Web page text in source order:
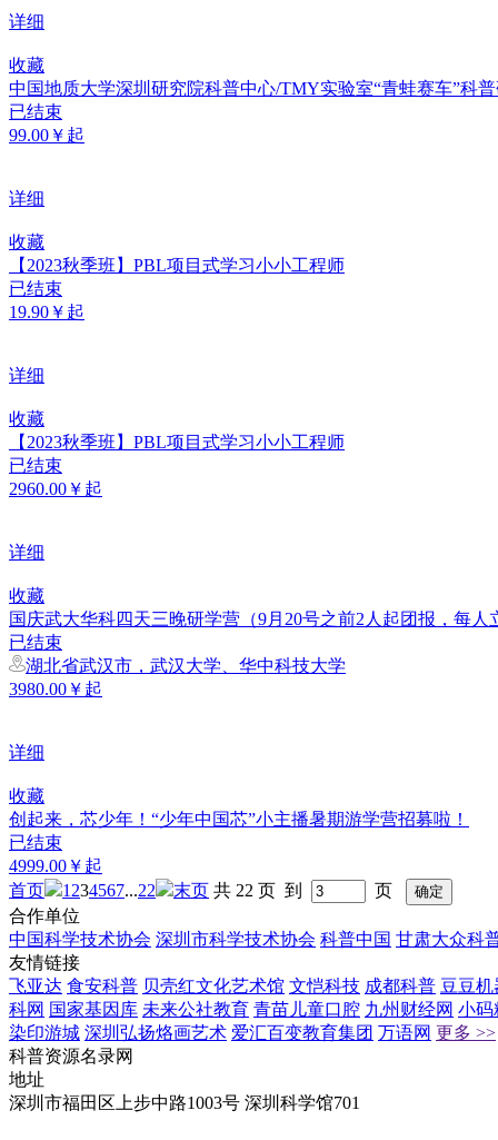
详细
收藏
中国地质大学深圳研究院科普中心/TMY实验室“青蛙赛车”科
已结束
99.00￥起
详细
收藏
【2023秋季班】PBL项目式学习小小工程师
已结束
19.90￥起
详细
收藏
【2023秋季班】PBL项目式学习小小工程师
已结束
2960.00￥起
详细
收藏
国庆武大华科四天三晚研学营（9月20号之前2人起团报，每人
已结束
湖北省武汉市，武汉大学、华中科技大学
3980.00￥起
详细
收藏
创起来，芯少年！“少年中国芯”小主播暑期游学营招募啦！
已结束
4999.00￥起
首页
1 234567...22 末页 共 22 页 到
页
合作单位
中国科学技术协会 深圳市科学技术协会 科普中国 甘肃大众科
友情链接
飞亚达 食安科普 贝壳红文化艺术馆 文恺科技 成都科普 豆豆
科网 国家基因库 未来公社教育 青苗儿童口腔 九州财经网 小码
染印游城 深圳弘扬烙画艺术 爱汇百变教育集团 万语网 更多 >>
科普资源名录网
地址
深圳市福田区上步中路1003号 深圳科学馆701